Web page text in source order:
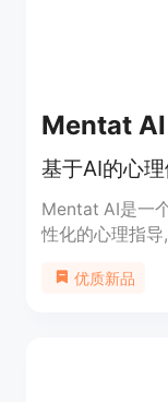
Mentat AI
基于AI的心
Mentat AI是一
性化的心理指导
能帮助用户拥
优质新品